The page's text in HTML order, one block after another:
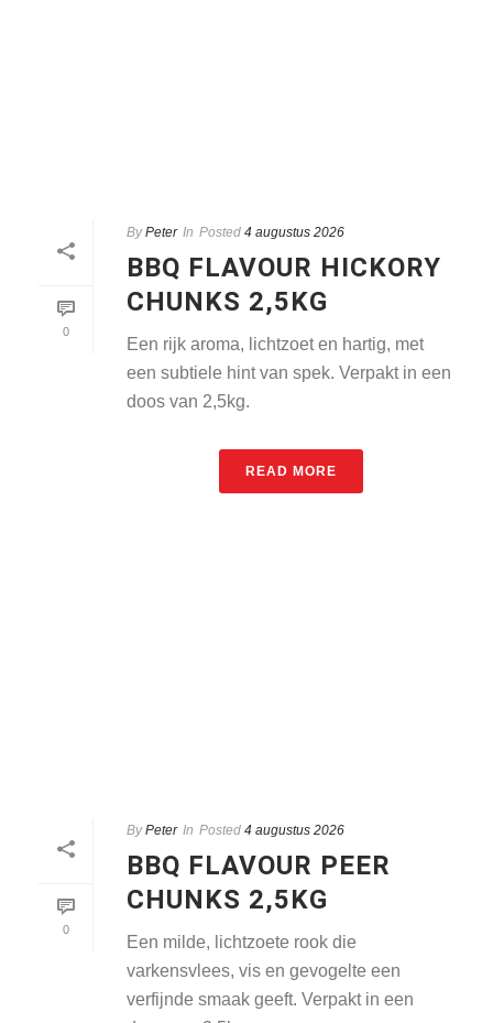
0
By Peter In Posted 4 augustus 2026
BBQ FLAVOUR HICKORY
CHUNKS 2,5KG
Een rijk aroma, lichtzoet en hartig, met
een subtiele hint van spek. Verpakt in een
doos van 2,5kg.
READ MORE
0
By Peter In Posted 4 augustus 2026
BBQ FLAVOUR PEER
CHUNKS 2,5KG
Een milde, lichtzoete rook die
varkensvlees, vis en gevogelte een
verfijnde smaak geeft. Verpakt in een